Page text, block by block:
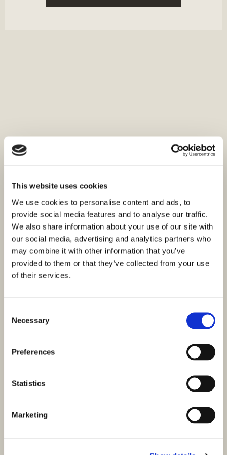
This website uses cookies
We use cookies to personalise content and ads, to
provide social media features and to analyse our traffic.
We also share information about your use of our site with
our social media, advertising and analytics partners who
may combine it with other information that you’ve
provided to them or that they’ve collected from your use
of their services.
Selection
Necessary
Preferences
Statistics
Marketing